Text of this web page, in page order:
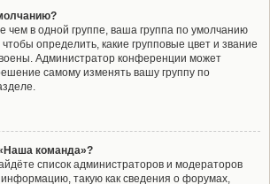
чем в одной группе, ваша группа по умолчанию
чтобы определить, какие групповые цвет и звание
Администратор конференции может
самому изменять вашу группу по
команда»?
список администраторов и модераторов
такую как сведения о форумах,